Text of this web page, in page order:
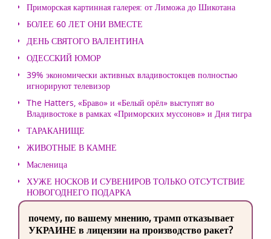
Приморская картинная галерея: от Лиможа до Шикотана
БОЛЕЕ 60 ЛЕТ ОНИ ВМЕСТЕ
ДЕНЬ СВЯТОГО ВАЛЕНТИНА
ОДЕССКИЙ ЮМОР
39% экономически активных владивостокцев полностью
игнорируют телевизор
The Hatters, «Браво» и «Белый орёл» выступят во
Владивостоке в рамках «Приморских муссонов» и Дня тигра
ТАРАКАНИЩЕ
ЖИВОТНЫЕ В КАМНЕ
Масленица
ХУЖЕ НОСКОВ И СУВЕНИРОВ ТОЛЬКО ОТСУТСТВИЕ
НОВОГОДНЕГО ПОДАРКА
почему, по вашему мнению, трамп отказывает
УКРАИНЕ в лицензии на производство ракет?